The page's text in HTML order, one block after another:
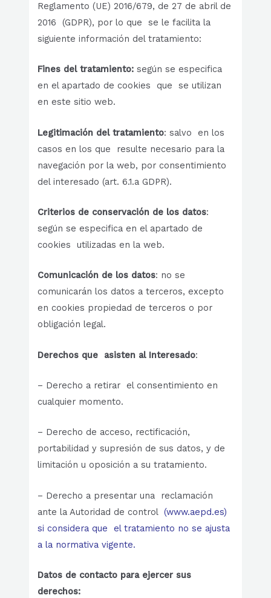
Reglamento (UE) 2016/679, de 27 de abril de
2016 (GDPR), por lo que se le facilita la
siguiente información del tratamiento:
Fines del tratamiento:según se especifica
en el apartado de cookies que se utilizan
en este sitio web.
Legitimación del tratamiento: salvo en los
casos en los que resulte necesario para la
navegación por la web, por consentimiento
del interesado (art. 6.1.a GDPR).
Criterios de conservación de los datos:
según se especifica en el apartado de
cookies utilizadas en la web.
Comunicación de los datos: no se
comunicarán los datos a terceros, excepto
en cookies propiedad de terceros o por
obligación legal.
Derechos que asisten al Interesado:
– Derecho a retirar el consentimiento en
cualquier momento.
– Derecho de acceso, rectificación,
portabilidad y supresión de sus datos, y de
limitación u oposición a su tratamiento.
– Derecho a presentar una reclamación
ante la Autoridad de control(www.aepd.es)
si considera que el tratamiento no se ajusta
a la normativa vigente.
Datos de contacto para ejercer sus
derechos: